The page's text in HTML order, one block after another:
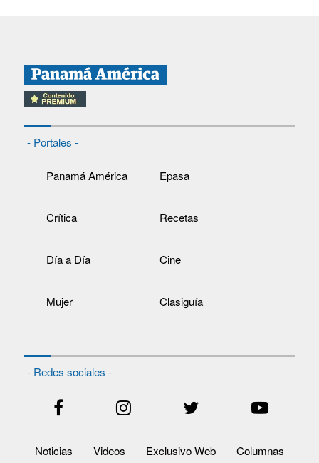
- Portales -
Panamá América Epasa
Crítica Recetas
Día a Día Cine
Mujer Clasiguía
- Redes sociales -
Noticias Videos Exclusivo Web Columnas